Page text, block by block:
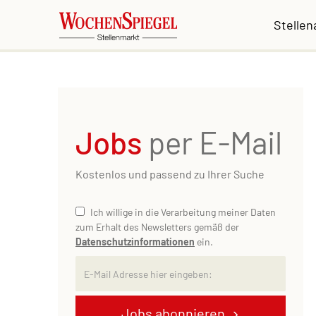
Jobs per E-Mail
Kostenlos und passend zu Ihrer Suche
Ich willige in die Verarbeitung meiner Daten
zum Erhalt des Newsletters gemäß der
Datenschutzinformationen ein.